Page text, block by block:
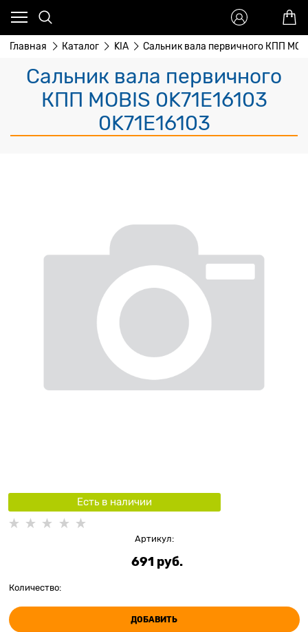
Главная Каталог KIA Сальник вала первичного КПП
Сальник вала первичного
КПП MOBIS 0K71E16103
0K71E16103
Есть в наличии
Артикул:
691 руб.
Количество:
ДОБАВИТЬ